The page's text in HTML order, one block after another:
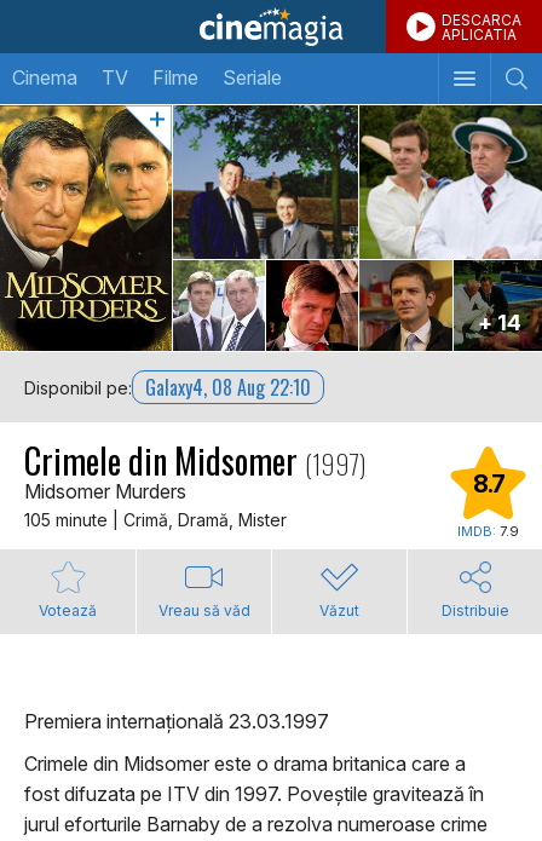
DESCARCA
APLICATIA
Cinema TV Filme Seriale
+ 14
Disponibil pe: Galaxy4, 08 Aug 22:10
Crimele din Midsomer (1997)
Midsomer Murders
105 minute | Crimă, Dramă, Mister
8.7
IMDB: 7.9
Votează Vreau să văd Văzut Distribuie
Premiera internațională 23.03.1997
Crimele din Midsomer este o drama britanica care a
fost difuzata pe ITV din 1997. Poveștile gravitează în
jurul eforturile Barnaby de a rezolva numeroase crime